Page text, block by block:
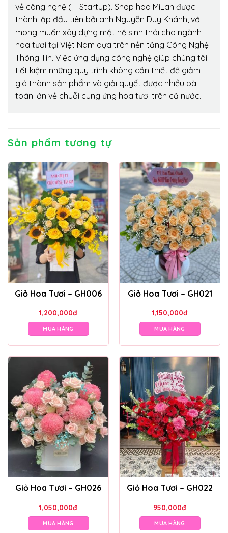
về công nghệ (IT Startup). Shop hoa MiLan được
thành lập đầu tiên bởi anh Nguyễn Duy Khánh, với
mong muốn xây dựng một hệ sinh thái cho ngành
hoa tươi tại Việt Nam dựa trên nền tảng Công Nghệ
Thông Tin. Việc ứng dụng công nghệ giúp chúng tôi
tiết kiệm những quy trình không cần thiết để giảm
giá thành sản phẩm và giải quyết được nhiều bài
toán lớn về chuỗi cung ứng hoa tươi trên cả nước.
Sản phẩm tương tự
Giỏ Hoa Tươi – GH006
1,200,000đ
MUA HÀNG
Giỏ Hoa Tươi – GH021
1,150,000đ
MUA HÀNG
Giỏ Hoa Tươi – GH026
1,050,000đ
MUA HÀNG
Giỏ Hoa Tươi – GH022
950,000đ
MUA HÀNG